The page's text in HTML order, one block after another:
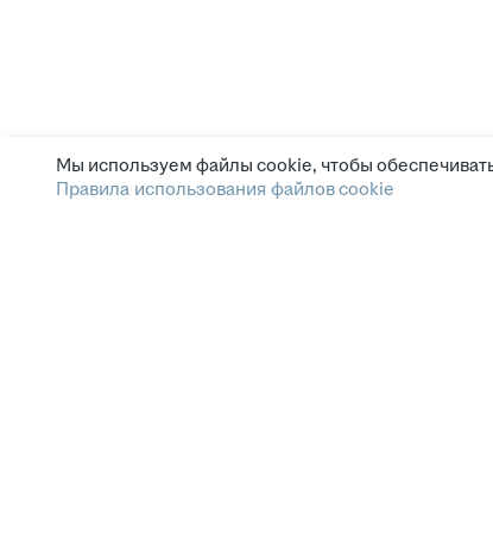
Мы используем файлы cookie, чтобы
Правила использования файлов cookie